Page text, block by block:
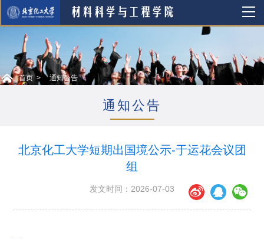
首页 通知公告
通知公告
北京化工大学短期出国境公示-于运花会议团
组
发文时间：2026-07-03